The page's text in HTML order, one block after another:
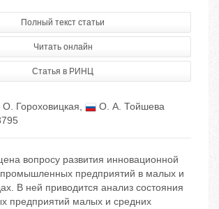
Полный текст статьи
Читать онлайн
Статья в РИНЦ
Гороховицкая,
О. А. Тойшева
вопросу развития инновационной
промышленных предприятий в малых и
В ней приводится анализ состояния
предприятий малых и средних